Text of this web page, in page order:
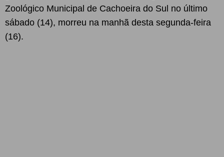
Zoológico Municipal de Cachoeira do Sul no último
sábado (14), morreu na manhã desta segunda-feira
(16).